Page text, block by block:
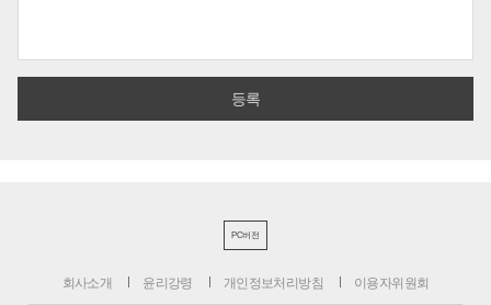
PC버전
회사소개 윤리강령 개인정보처리방침 이용자위원회